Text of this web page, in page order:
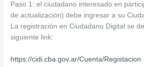
Paso 1: el ciudadano interesado en
de actualización) debe ingresar a su
La registración en Ciudadano Digital se
siguiente link:
https://cidi.cba.gov.ar/Cuenta/Registacion